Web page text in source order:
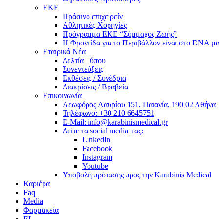
ΕΚΕ
Πράσινο επιχειρείν
Αθλητικές Χορηγίες
Πρόγραμμα ΕΚΕ “Σύμμαχος Ζωής”
Η Φροντίδα για το Περιβάλλον είναι στο DNA
Εταιρικά Νέα
Δελτία Τύπου
Συνεντεύξεις
Εκθέσεις / Συνέδρια
Διακρίσεις / Βραβεία
Επικοινωνία
Λεωφόρος Λαυρίου 151, Παιανία, 190 02 Αθήνα
Τηλέφωνο: +30 210 6645751
E-Mail: info@karabinismedical.gr
Δείτε τα social media μας:
LinkedIn
Facebook
Instagram
Youtube
Υποβολή πρότασης προς την Karabinis Medical
Καριέρα
Faq
Media
Φαρμακεία